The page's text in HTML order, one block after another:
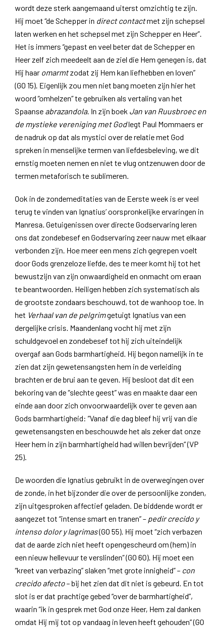
wordt deze sterk aangemaand uiterst omzichtig te zijn.
Hij moet “de Schepper in direct contactmet zijn schepsel
laten werken en het schepsel met zijn Schepper en Heer”.
Het is immers “gepast en veel beter dat de Schepper en
Heer zelf zich meedeelt aan de ziel die Hem genegen is, dat
Hij haar omarmtzodat zij Hem kan liefhebben en loven”
(GO 15). Eigenlijk zou men niet bang moeten zijn hier het
woord “omhelzen” te gebruiken als vertaling van het
Spaanse abrazandola. In zijn boek Jan van Ruusbroec en
de mystieke vereniging met Godlegt Paul Mommaers er
de nadruk op dat als mystici over de relatie met God
spreken in menselijke termen van liefdesbeleving, we dit
ernstig moeten nemen en niet te vlug ontzenuwen door de
termen metaforisch te sublimeren.
Ook in de zondemeditaties van de Eerste week is er veel
terug te vinden van Ignatius’ oorspronkelijke ervaringen in
Manresa. Getuigenissen over directe Godservaring leren
ons dat zondebesef en Godservaring zeer nauw met elkaar
verbonden zijn. Hoe meer een mens zich gegrepen voelt
door Gods grenzeloze liefde, des te meer komt hij tot het
bewustzijn van zijn onwaardigheid en onmacht om eraan
te beantwoorden. Heiligen hebben zich systematisch als
de grootste zondaars beschouwd, tot de wanhoop toe. In
het Verhaal van de pelgrimgetuigt Ignatius van een
dergelijke crisis. Maandenlang vocht hij met zijn
schuldgevoel en zondebesef tot hij zich uiteindelijk
overgaf aan Gods barmhartigheid. Hij begon namelijk in te
zien dat zijn gewetensangsten hem in de verleiding
brachten er de brui aan te geven. Hij besloot dat dit een
bekoring van de “slechte geest” was en maakte daar een
einde aan door zich onvoorwaardelijk over te geven aan
Gods barmhartigheid: “Vanaf die dag bleef hij vrij van die
gewetensangsten en beschouwde het als zeker dat onze
Heer hem in zijn barmhartigheid had willen bevrijden” (VP
25).
De woorden die Ignatius gebruikt in de overwegingen over
de zonde, in het bijzonder die over de persoonlijke zonden,
zijn uitgesproken affectief geladen. De biddende wordt er
aangezet tot “intense smart en tranen” – pedir crecido y
intenso dolor y lagrimas(GO 55). Hij moet “zich verbazen
dat de aarde zich niet heeft opengescheurd om (hem) in
een nieuw hellevuur te verslinden” (GO 60). Hij moet een
“kreet van verbazing” slaken “met grote innigheid” – con
crecido afecto– bij het zien dat dit niet is gebeurd. En tot
slot is er dat prachtige gebed “over de barmhartigheid”,
waarin “ik in gesprek met God onze Heer, Hem zal danken
omdat Hij mij tot op vandaag in leven heeft gehouden” (GO